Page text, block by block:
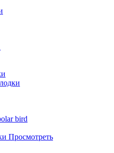
bird
Просмотреть